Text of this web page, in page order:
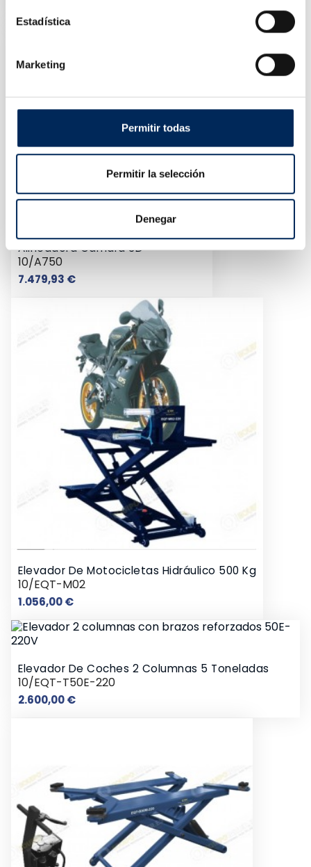
Estadística
Marketing
Permitir todas
Permitir la selección
Denegar
Alineadora Cámara 3D
10/A750
7.479,93 €Precio
Elevador De Motocicletas Hidráulico 500 Kg
10/EQT-M02
1.056,00 €Precio
Elevador De Coches 2 Columnas 5 Toneladas
10/EQT-T50E-220
2.600,00 €Precio